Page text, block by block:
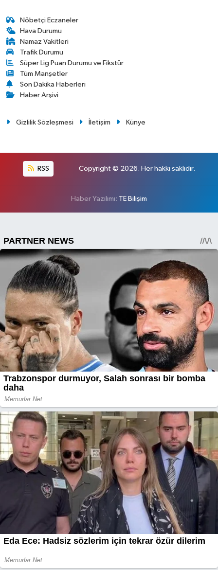
Nöbetçi Eczaneler
Hava Durumu
Namaz Vakitleri
Trafik Durumu
Süper Lig Puan Durumu ve Fikstür
Tüm Manşetler
Son Dakika Haberleri
Haber Arşivi
Gizlilik Sözleşmesi İletişim Künye
RSS Copyright © 2026. Her hakkı saklıdır.
Haber Yazılımı: TE Bilişim